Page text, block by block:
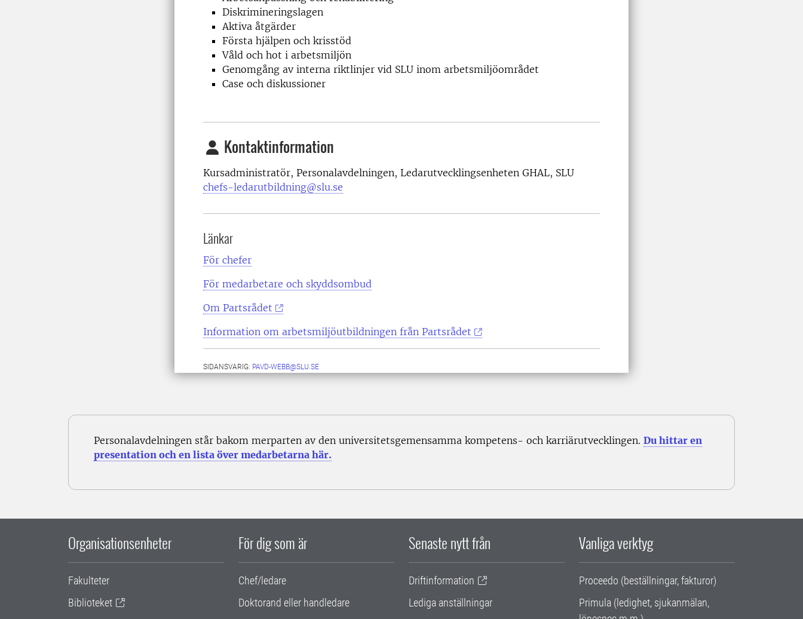
Diskrimineringslagen
Aktiva åtgärder
Första hjälpen och krisstöd
Våld och hot i arbetsmiljön
Genomgång av interna riktlinjer vid SLU inom arbetsmiljöområdet
Case och diskussioner
Kontaktinformation
Kursadministratör, Personalavdelningen, Ledarutvecklingsenheten GHAL, SLU
chefs-ledarutbildning@slu.se
Länkar
För chefer
För medarbetare och skyddsombud
Om Partsrådet
Information om arbetsmiljöutbildningen från Partsrådet
SIDANSVARIG: PAVD-WEBB@SLU.SE
Personalavdelningen står bakom merparten av den universitetsgemensamma kompetens- och karriärutvecklingen. Du hittar en
presentation och en lista över medarbetarna här.
Organisationsenheter
Fakulteter
Biblioteket
För dig som är
Chef/ledare
Doktorand eller handledare
Senaste nytt från
Driftinformation
Lediga anställningar
Vanliga verktyg
Proceedo (beställningar, fakturor)
Primula (ledighet, sjukanmälan,